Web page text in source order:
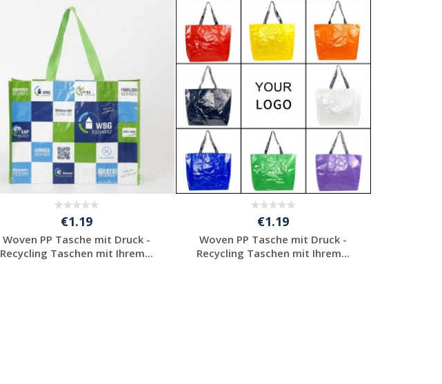
Preis unverbindlich
anfragen
Preis unverbindlich
anfragen
€1.19
Woven PP Tasche mit Druck -
Recycling Taschen mit Ihrem...
€1.19
Woven PP Tasche mit Druck -
Recycling Taschen mit Ihrem...